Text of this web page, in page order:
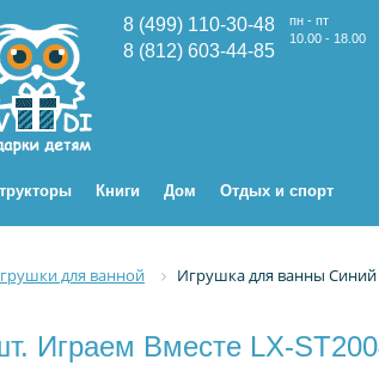
8 (499) 110-30-48
пн - пт
10.00 - 18.00
8 (812) 603-44-85
Книги Дом Отдых и спорт
для ванной
Игрушка для ванны Синий
Играем Вместе LX-